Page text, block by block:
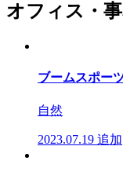
オフィス・
ブームスポー
自然
2023.07.19 追加